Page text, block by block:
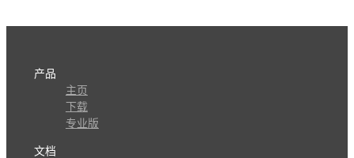
产品
主页
下载
专业版
文档